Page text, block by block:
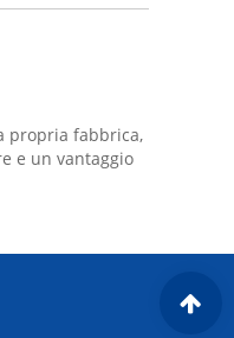
propria fabbrica,
e un vantaggio